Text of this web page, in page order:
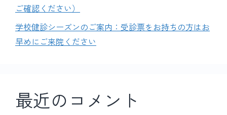
ご確認ください）
学校健診シーズンのご案内：受診票をお持ちの方はお
早めにご来院ください
最近のコメント